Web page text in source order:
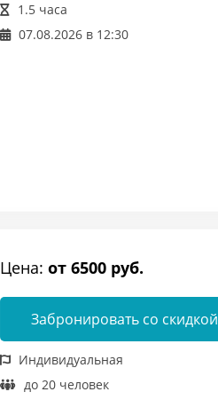
1.5 часа
07.08.2026 в 12:30
Цена: от 6500 руб.
Забронировать со скидкой
Индивидуальная
до 20 человек